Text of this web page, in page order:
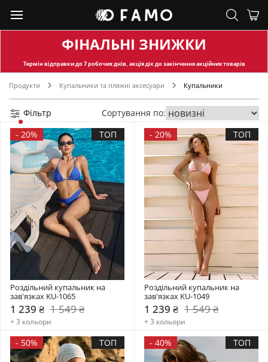
ФІНАЛЬНІ ЗНИЖКИ
Термін відправкидо 7 робочих днів, акція діє до закінчення акційних товарів
Продукти Купальники та пляжні аксесуари Купальники
Фільтр
Сортування по:
- 20% ТОП
Роздільний купальник на
зав'язках KU-1065
1 239 ₴ 1 549 ₴
+ 3 кольори
- 20% ТОП
Роздільний купальник на
зав'язках KU-1049
1 239 ₴ 1 549 ₴
+ 3 кольори
- 50% ТОП - 40% ТОП